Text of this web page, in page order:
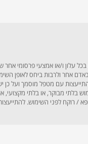
ו/או אמצעי פרסומי אחר
באדם אחר ולרבות ביחס לאופן
עם מטפל מוסמך ועל כן
מבוקר, או בלתי מקצועי, או